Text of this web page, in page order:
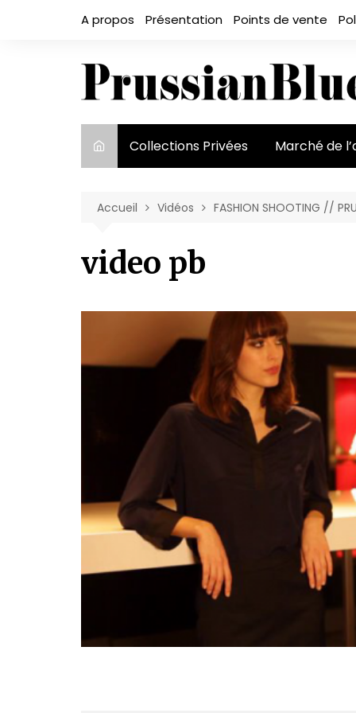
A propos Présentation Points de vente
Collections Privées Marché de
acteurs
Accueil Vidéos FASHION SHOOTING //
video pb